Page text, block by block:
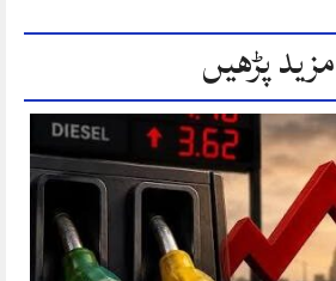
مزید پڑھیں